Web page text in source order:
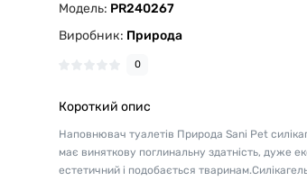
Модель: PR240267
Виробник: Природа
0
Короткий опис
Наповнювач туалетів Природа Sani Pet
має виняткову поглинальну здатність, дуже
естетичний і подобається